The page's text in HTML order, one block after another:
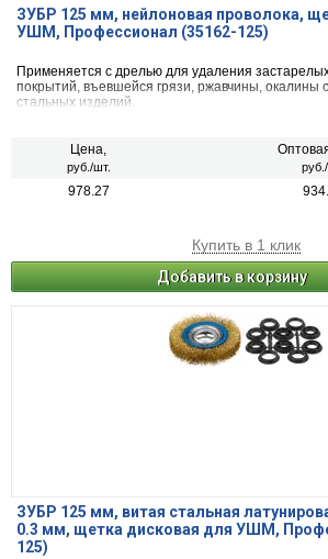
ЗУБР 125 мм, нейлоновая проволока,
УШМ, Профессионал (35162-125)
Применяется с дрелью для удаления
покрытий, въевшейся грязи, ржавчины, окалины
стальных изделий.
Цена,
руб./шт.
978.27
Купить в 1 клик
Добавить в корзину
ЗУБР 125 мм, витая стальная
0.3 мм, щетка дисковая для УШМ,
125)